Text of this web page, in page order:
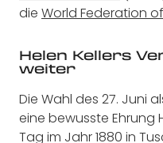
die World Federation
Helen Kellers
weiter
Die Wahl des 27. Juni
eine bewusste Ehrung
Tag im Jahr 1880 in